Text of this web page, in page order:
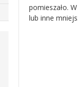
pomieszało.
lub inne